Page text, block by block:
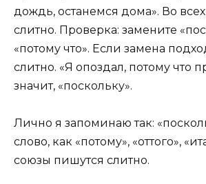
дождь, останемся дома». Во
слитно. Проверка: замените
«потому что». Если замена
слитно. «Я опоздал, потому что
значит, «поскольку».
Лично я запоминаю так:
слово, как «потому», «оттого»,
союзы пишутся слитно.